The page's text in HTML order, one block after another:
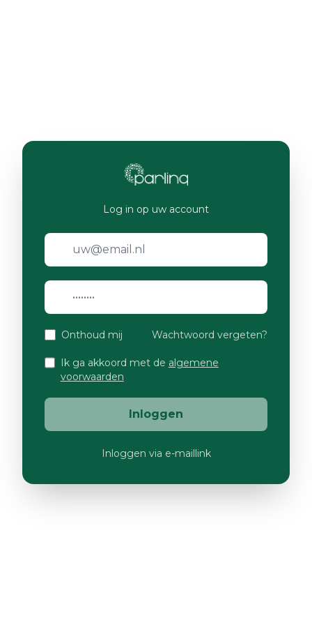
Log in op uw account
Onthoud mij Wachtwoord vergeten?
Ik ga akkoord met de algemene
voorwaarden
Inloggen
Inloggen via e-maillink